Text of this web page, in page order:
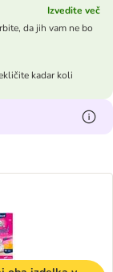
Izvedite več
da jih vam ne bo
kadar koli